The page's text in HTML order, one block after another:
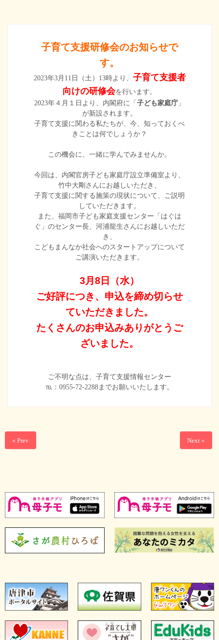
子育て支援研修会のお知らせで
す。
2023年3月11日（土）13時より、 子育て支援者
向けの研修会を行います。
2023年４月１日より、内閣府に「 子ども家庭庁 」
が新設されます。
子育て支援に関わる私たちが、今、知っておくべ
きことは何でしょうか？
この機会に、一緒に学んでみませんか。
今回は、内閣官房子ども家庭庁設立準備室より、
竹中大剛さんにお越しいただき、
子育て支援に関する施策の現状について、ご説明
していただきます。
また、福岡市子ども家庭支援センター「はぐは
ぐ」のセンター長、河浦龍生さんにお越しいただ
き、
こどもまんなか社会へのスタートアップについて
ご講演いただきます。
3月8日（水）
ご好評につき、申込を締め切らせ
ていただきました。
たくさんのお申込みありがとうご
ざいました。
ご不明な点は、子育て支援情報センター
℡：0955-72-2288までお願いいたします。
« Prev Next »